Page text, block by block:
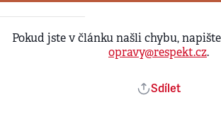
Pokud jste v článku našli chybu,
opravy@respekt.cz.
Sdílet